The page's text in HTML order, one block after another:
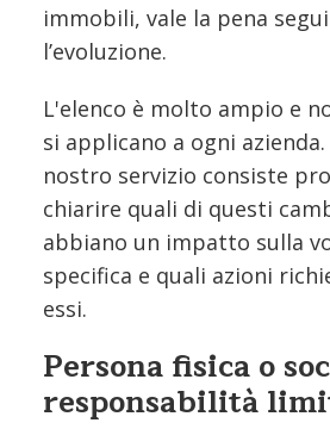
immobili, vale la pena
l’evoluzione.
L'elenco è molto ampio e
si applicano a ogni
nostro servizio consiste
chiarire quali di questi
abbiano un impatto sulla
specifica e quali azioni
essi.
Persona fisica o
responsabilità